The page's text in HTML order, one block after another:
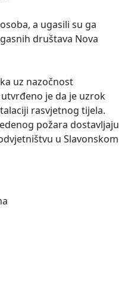
a ugasili su ga
društava Nova
uz nazočnost
je da je uzrok
rasvjetnog tijela.
požara dostavljaju
u Slavonskom